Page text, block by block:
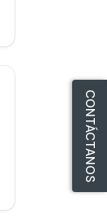
CONTÁCTANOS